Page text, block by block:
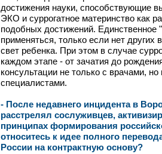
достижения науки, способствующие
ЭКО и суррогатное материнство как
подобных достижений. Единственное
применяться, только если нет других
свет ребенка. При этом в случае
каждом этапе - от зачатия до
консультации не только с врачами,
специалистами.
- После недавнего инцидента в
расстрелял сослуживцев,
принципах формирования
относитесь к идее полного
России на контрактную основу?